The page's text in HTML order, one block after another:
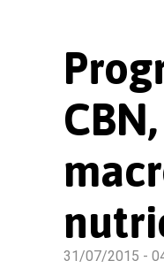
31/07/2015 -